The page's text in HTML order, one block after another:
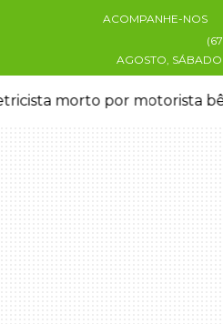
ACOMPANHE-NOS
AGOSTO, SÁBADO
morto por motorista